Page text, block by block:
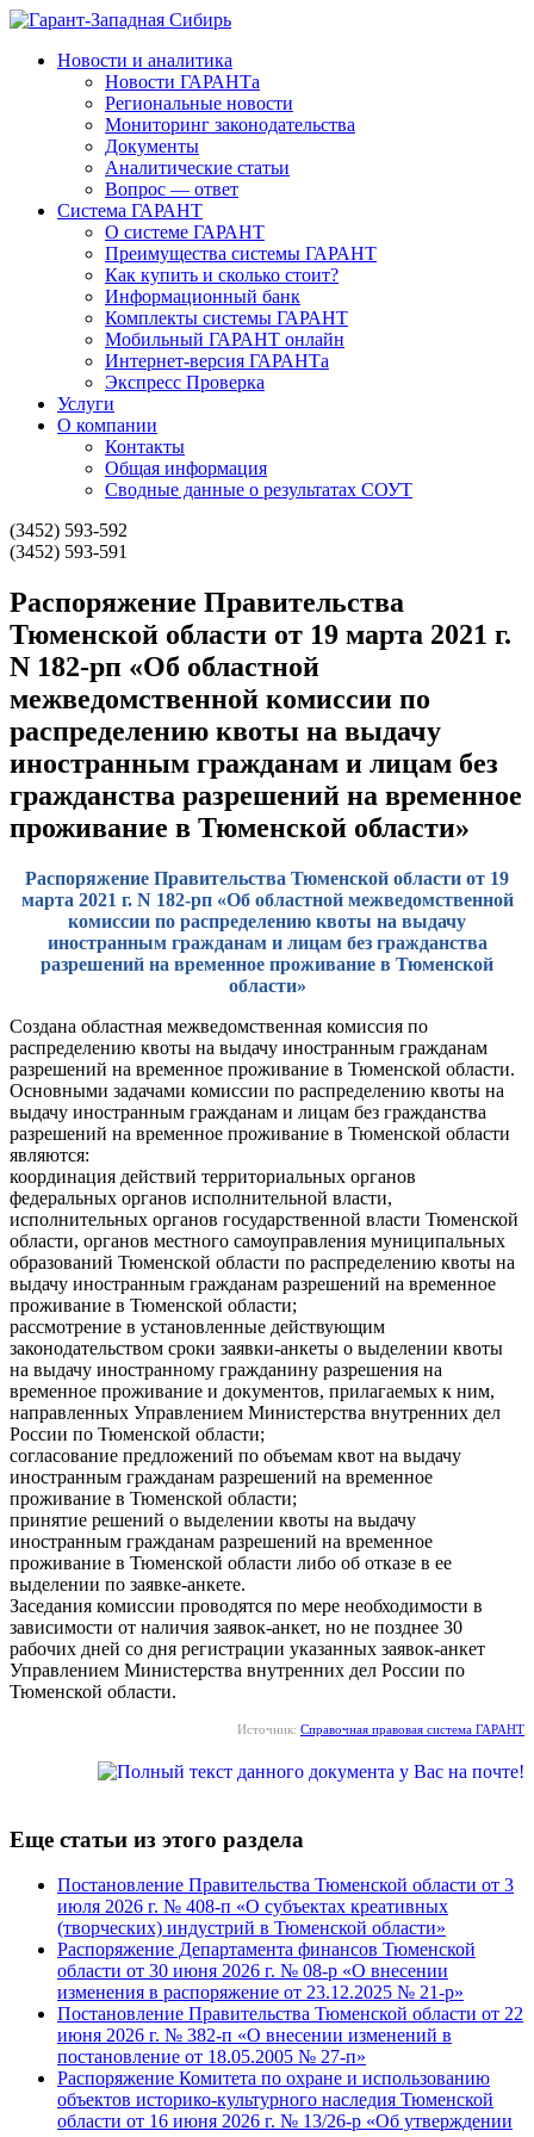
Новости и аналитика
Новости ГАРАНТа
Региональные новости
Мониторинг законодательства
Документы
Аналитические статьи
Вопрос — ответ
Система ГАРАНТ
О системе ГАРАНТ
Преимущества системы ГАРАНТ
Как купить и сколько стоит?
Информационный банк
Комплекты системы ГАРАНТ
Мобильный ГАРАНТ онлайн
Интернет-версия ГАРАНТа
Экспресс Проверка
Услуги
О компании
Контакты
Общая информация
Сводные данные о результатах СОУТ
(3452) 593-592
(3452) 593-591
Распоряжение Правительства
Тюменской области от 19 марта 2021 г.
N 182-рп «Об областной
межведомственной комиссии по
распределению квоты на выдачу
иностранным гражданам и лицам без
гражданства разрешений на временное
проживание в Тюменской области»
Распоряжение Правительства Тюменской области от 19
марта 2021 г. N 182-рп «Об областной межведомственной
комиссии по распределению квоты на выдачу
иностранным гражданам и лицам без гражданства
разрешений на временное проживание в Тюменской
области»
Создана областная межведомственная комиссия по
распределению квоты на выдачу иностранным гражданам
разрешений на временное проживание в Тюменской области.
Основными задачами комиссии по распределению квоты на
выдачу иностранным гражданам и лицам без гражданства
разрешений на временное проживание в Тюменской области
являются:
координация действий территориальных органов
федеральных органов исполнительной власти,
исполнительных органов государственной власти Тюменской
области, органов местного самоуправления муниципальных
образований Тюменской области по распределению квоты на
выдачу иностранным гражданам разрешений на временное
проживание в Тюменской области;
рассмотрение в установленные действующим
законодательством сроки заявки-анкеты о выделении квоты
на выдачу иностранному гражданину разрешения на
временное проживание и документов, прилагаемых к ним,
направленных Управлением Министерства внутренних дел
России по Тюменской области;
согласование предложений по объемам квот на выдачу
иностранным гражданам разрешений на временное
проживание в Тюменской области;
принятие решений о выделении квоты на выдачу
иностранным гражданам разрешений на временное
проживание в Тюменской области либо об отказе в ее
выделении по заявке-анкете.
Заседания комиссии проводятся по мере необходимости в
зависимости от наличия заявок-анкет, но не позднее 30
рабочих дней со дня регистрации указанных заявок-анкет
Управлением Министерства внутренних дел России по
Тюменской области.
Источник: Справочная правовая система ГАРАНТ
Еще статьи из этого раздела
Постановление Правительства Тюменской области от 3
июля 2026 г. № 408-п «О субъектах креативных
(творческих) индустрий в Тюменской области»
Распоряжение Департамента финансов Тюменской
области от 30 июня 2026 г. № 08-р «О внесении
изменения в распоряжение от 23.12.2025 № 21-р»
Постановление Правительства Тюменской области от 22
июня 2026 г. № 382-п «О внесении изменений в
постановление от 18.05.2005 № 27-п»
Распоряжение Комитета по охране и использованию
объектов историко-культурного наследия Тюменской
области от 16 июня 2026 г. № 13/26-р «Об утверждении